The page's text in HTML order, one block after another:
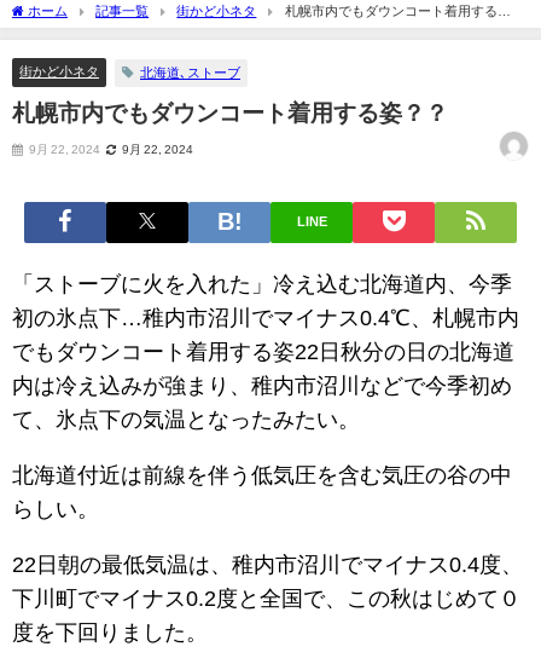
ホーム 記事一覧 街かど小ネタ
札幌市内でもダウンコート着用する
姿？？
街かど小ネタ 北海道､ストーブ
札幌市内でもダウンコート着用する姿？？
9月 22, 2024 9月 22, 2024
LINE
「ストーブに火を入れた」冷え込む北海道内、今季
初の氷点下…稚内市沼川でマイナス0.4℃、札幌市内
でもダウンコート着用する姿22日秋分の日の北海道
内は冷え込みが強まり、稚内市沼川などで今季初め
て、氷点下の気温となったみたい。
北海道付近は前線を伴う低気圧を含む気圧の谷の中
らしい。
22日朝の最低気温は、稚内市沼川でマイナス0.4度、
下川町でマイナス0.2度と全国で、この秋はじめて０
度を下回りました。